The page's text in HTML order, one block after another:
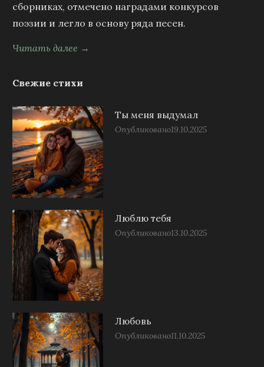
сборниках, отмечено наградами конкурсов
поэзии и легло в основу ряда песен.
Читать далее →
Свежие стихи
Ты меня выдумал
Опубликовано19.10.2025
Люблю тебя
Опубликовано13.10.2025
Любовь
Опубликовано11.10.2025